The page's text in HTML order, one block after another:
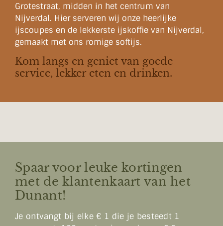
Grotestraat, midden in het centrum van
Nijverdal. Hier serveren wij onze heerlijke
ijscoupes en de lekkerste ijskoffie van Nijverdal,
gemaakt met ons romige softijs.
Kom langs en geniet van goede
service, lekker eten en drinken.
Spaar voor leuke kortingen
met de klantenkaart van het
Dunant!
Je ontvangt bij elke € 1 die je besteedt 1